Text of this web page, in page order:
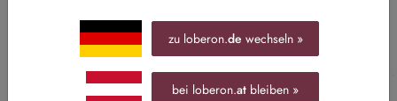
zu loberon.de wechseln »
bei loberon.at bleiben »